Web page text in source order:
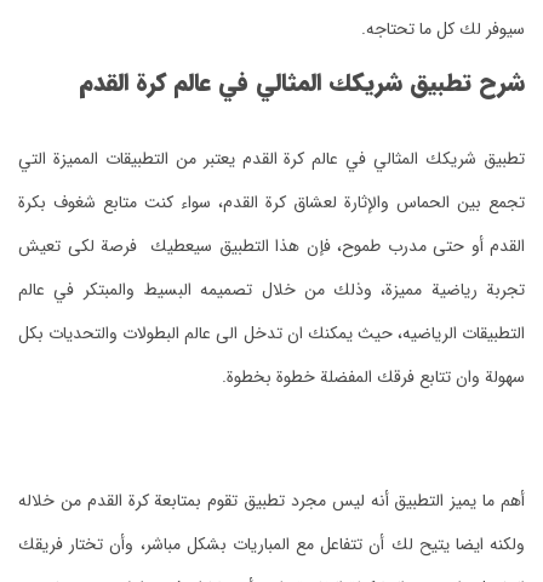
سيوفر لك كل ما تحتاجه.
شرح تطبيق شريكك المثالي في عالم كرة القدم
تطبيق شريكك المثالي في عالم كرة القدم يعتبر من التطبيقات المميزة التي
تجمع بين الحماس والإثارة لعشاق كرة القدم، سواء كنت متابع شغوف بكرة
القدم أو حتى مدرب طموح، فإن هذا التطبيق سيعطيك فرصة لكى تعيش
تجربة رياضية مميزة، وذلك من خلال تصميمه البسيط والمبتكر في عالم
التطبيقات الرياضيه، حيث يمكنك ان تدخل الى عالم البطولات والتحديات بكل
سهولة وان تتابع فرقك المفضلة خطوة بخطوة.
أهم ما يميز التطبيق أنه ليس مجرد تطبيق تقوم بمتابعة كرة القدم من خلاله
ولكنه ايضا يتيح لك أن تتفاعل مع المباريات بشكل مباشر، وأن تختار فريقك